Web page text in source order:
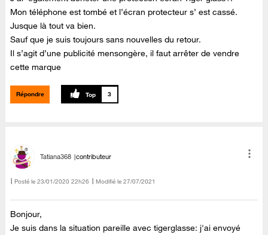
Mon téléphone est tombé et l’écran protecteur s’ est cassé.
Jusque là tout va bien.
Sauf que je suis toujours sans nouvelles du retour.
Il s’agit d’une publicité mensongère, il faut arrêter de vendre
cette marque
Répondre 3
Tatiana368 contributeur
Posté le ‎23/01/2020 22h26 Modifié le 27/07/2021
Bonjour,
Je suis dans la situation pareille avec tigerglasse: j'ai envoyé